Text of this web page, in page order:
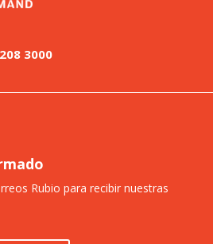
3000
Rubio para recibir nuestras